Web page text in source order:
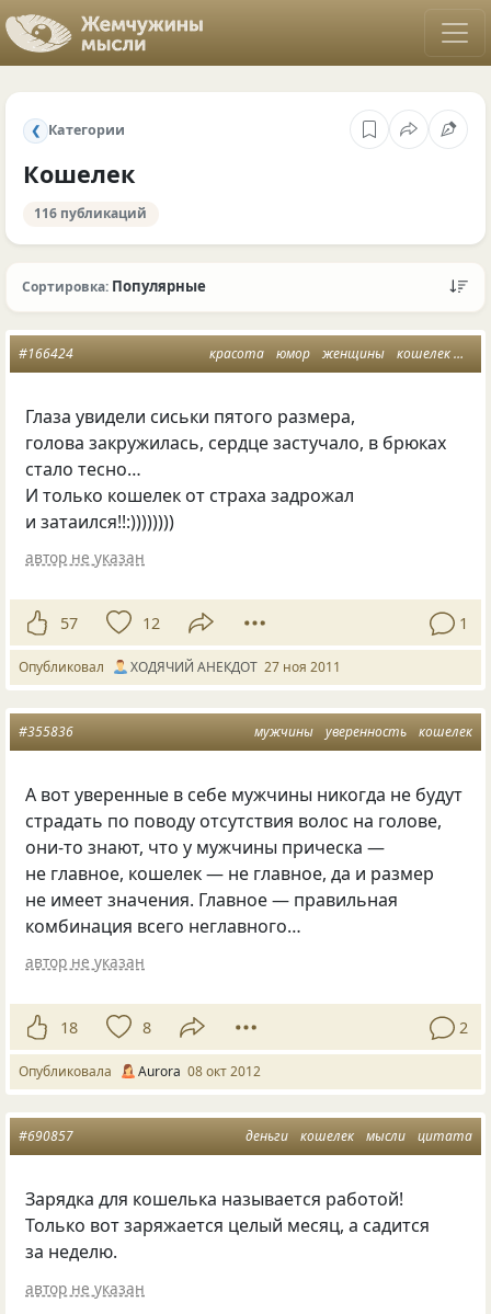
❮ Категории
Кошелек
116 публикаций
Сортировка: Популярные
красота юмор женщины кошелек
#166424
Глаза увидели сиськи пятого размера,
голова закружилась, сердце застучало, в брюках
стало тесно…
И только кошелек от страха задрожал
и затаился!!:))))))))
автор не указан
57 12 1
Опубликовал ХОДЯЧИЙ АНЕКДОТ 27 ноя 2011
мужчины уверенность кошелек
#355836
А вот уверенные в себе мужчины никогда не будут
страдать по поводу отсутствия волос на голове,
они-то знают, что у мужчины прическа —
не главное, кошелек — не главное, да и размер
не имеет значения. Главное — правильная
комбинация всего неглавного…
автор не указан
18 8 2
Опубликовала Aurora 08 окт 2012
деньги кошелек мысли цитата
#690857
Зарядка для кошелька называется работой!
Только вот заряжается целый месяц, а садится
за неделю.
автор не указан